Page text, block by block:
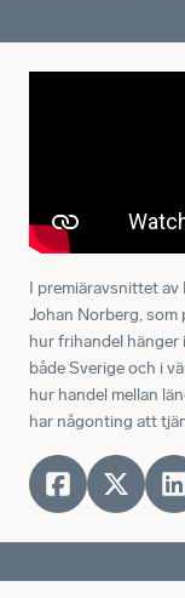
I premiäravsnittet
Johan Norberg,
hur frihandel hänger
både Sverige och i
hur handel mellan
har någonting att